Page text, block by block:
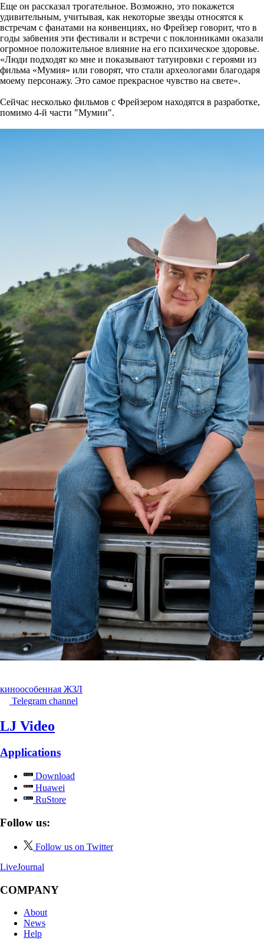
Еще он рассказал трогательное. Возможно, это покажется
удивительным, учитывая, как некоторые звезды относятся к
встречам с фанатами на конвенциях, но Фрейзер говорит, что в
годы забвения эти фестивали и встречи с поклонниками оказали
огромное положительное влияние на его психическое здоровье.
«Люди подходят ко мне и показывают татуировки с героями из
фильма «Мумия» или говорят, что стали археологами благодаря
моему персонажу. Это самое прекрасное чувство на свете».
Сейчас несколько фильмов с Фрейзером находятся в разработке,
помимо 4-й части "Мумии".
киноособенная ЖЗЛ
Telegram channel
LJ Video
Applications
Download
Huawei
RuStore
Follow us:
Follow us on Twitter
LiveJournal
COMPANY
About
News
Help